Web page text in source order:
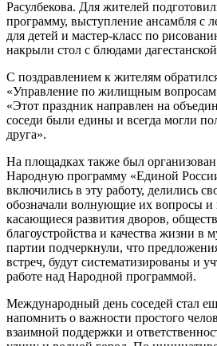
Расулбекова. Для жителей
программу, выступление ансамбля с
для детей и мастер-класс по
накрыли стол с блюдами
С поздравлением к жителям
«Управление по жилищным
«Этот праздник направлен на
соседи были едины и всегда могли
друга».
На площадках также был
Народную программу «Единой
включились в эту работу, делились
обозначали волнующие их вопросы и
касающиеся развития дворов,
благоустройства и качества жизни в
партии подчеркнули, что
встреч, будут систематизированы и
работе над Народной программой.
Международный день соседей стал
напомнить о важности простого
взаимной поддержки и